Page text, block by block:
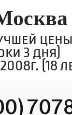
цены
3 дня)
(18